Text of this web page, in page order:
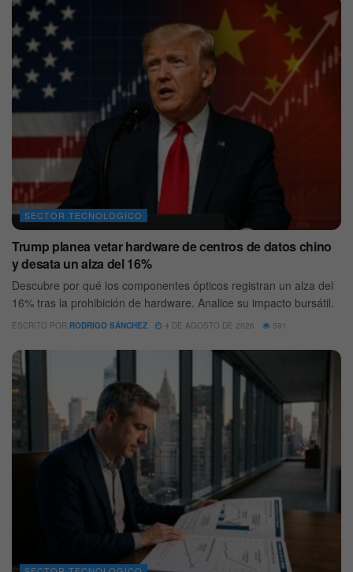
SECTOR TECNOLOGICO
Trump planea vetar hardware de centros de datos chino
y desata un alza del 16%
Descubre por qué los componentes ópticos registran un alza del
16% tras la prohibición de hardware. Analice su impacto bursátil.
ESCRITO POR RODRIGO SÁNCHEZ 4 DE AGOSTO DE 2026 591